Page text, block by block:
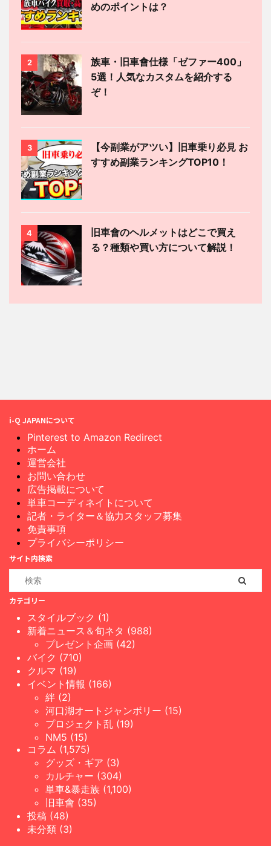
めのポイントは？
2
族車・旧車會仕様「ゼファー400」
5選！人気なカスタムを紹介する
ぞ！
3
【今副業がアツい】旧車乗り必見 お
すすめ副業ランキングTOP10！
4
旧車會のヘルメットはどこで買え
る？種類や買い方について解説！
i-Q JAPANについて
Pinterest to Amazon Redirect
ホーム
運営会社
お問い合わせ
広告掲載について
単車コーディネイトについて
記者・ライター＆協力スタッフ募集
免責事項
プライバシーポリシー
サイト内検索
カテゴリー
スタイルブック (1)
新着ニュース＆旬ネタ (988)
プレゼント企画 (42)
バイク (710)
クルマ (19)
イベント情報 (166)
絆 (2)
河口湖オートジャンボリー (15)
プロジェクト乱 (19)
NM5 (15)
コラム (1,575)
グッズ・ギア (3)
カルチャー (304)
単車&暴走族 (1,100)
旧車會 (35)
投稿 (48)
未分類 (3)